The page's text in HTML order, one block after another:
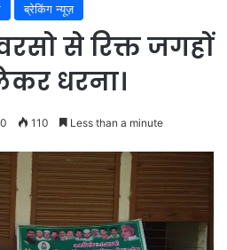
ब्रेकिंग न्यूज़
से रिक्त जगहों
धरना।
0 110 Less than a minute